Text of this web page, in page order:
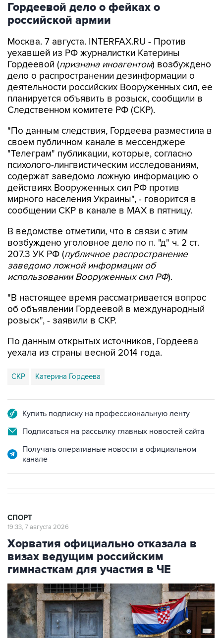
Гордеевой дело о фейках о
российской армии
Москва. 7 августа. INTERFAX.RU - Против
уехавшей из РФ журналистки Катерины
Гордеевой (признана иноагентом) возбуждено
дело о распространении дезинформации о
деятельности российских Вооруженных сил, ее
планируется объявить в розыск, сообщили в
Следственном комитете РФ (СКР).
"По данным следствия, Гордеева разместила в
своем публичном канале в мессенджере
"Телеграм" публикации, которые, согласно
психолого-лингвистическим исследованиям,
содержат заведомо ложную информацию о
действиях Вооруженных сил РФ против
мирного населения Украины", - говорится в
сообщении СКР в канале в MAX в пятницу.
В ведомстве отметили, что в связи с этим
возбуждено уголовное дело по п. "д" ч. 2 ст.
207.3 УК РФ (публичное распространение
заведомо ложной информации об
использовании Вооруженных сил РФ).
"В настоящее время рассматривается вопрос
об объявлении Гордеевой в международный
розыск", - заявили в СКР.
По данным открытых источников, Гордеева
уехала из страны весной 2014 года.
СКР Катерина Гордеева
Купить подписку на профессиональную ленту
Подписаться на рассылку главных новостей сайта
Получать оперативные новости в официальном
канале
СПОРТ
19:33, 7 августа 2026
Хорватия официально отказала в
визах ведущим российским
гимнасткам для участия в ЧЕ